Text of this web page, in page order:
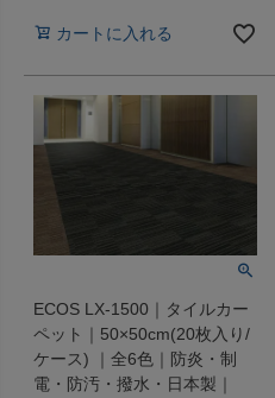
カートに入れる
ECOS LX-1500｜タイルカー
ペット｜50×50cm(20枚入り/
ケース) ｜全6色｜防炎・制
電・防汚・撥水・日本製｜